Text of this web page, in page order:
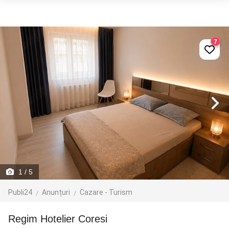
1 / 5
Publi24 Anunțuri Cazare - Turism
7
Regim Hotelier Coresi